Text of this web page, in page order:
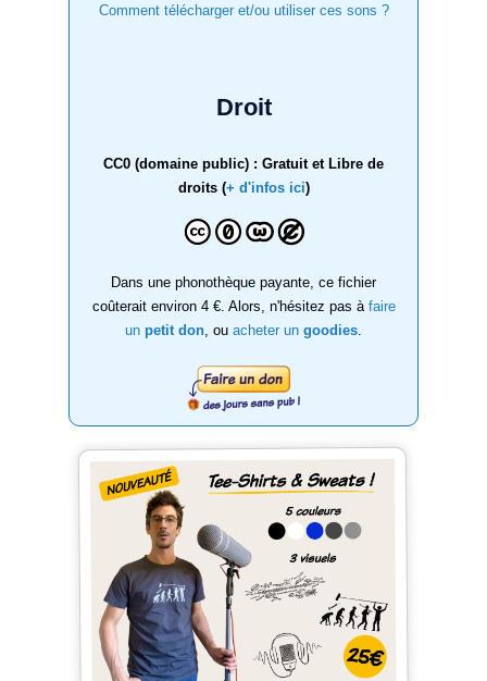
Comment télécharger et/ou utiliser ces sons ?
Droit
CC0 (domaine public) : Gratuit et Libre de
droits (+ d'infos ici)
Dans une phonothèque payante, ce fichier
coûterait environ 4 €. Alors, n'hésitez pas à faire
un petit don , ou acheter un goodies